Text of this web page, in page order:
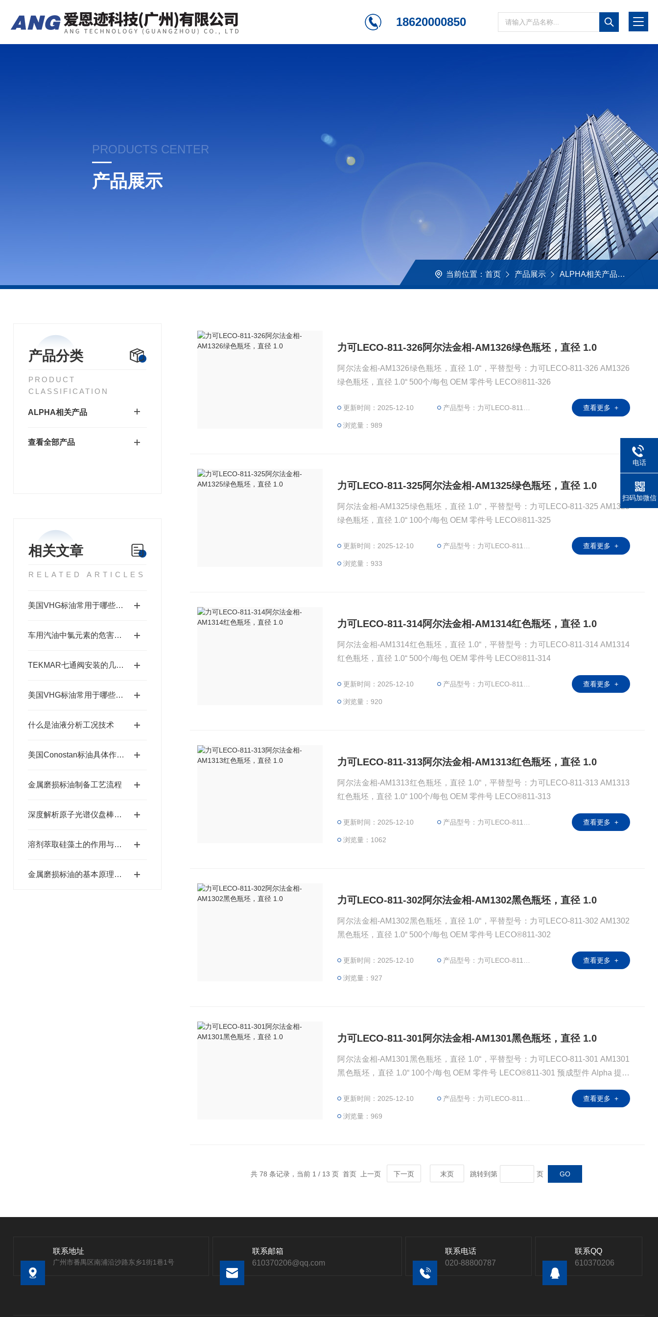
18620000850
PRODUCTS CENTER
产品展示
当前位置： 首页 产品展示 ALPHA相关产品
产品分类
PRODUCT
CLASSIFICATION
ALPHA相关产品
查看全部产品
相关文章
RELATED ARTICLES
美国VHG标油常用于哪些方面？
车用汽油中氯元素的危害、来源及检测方法
TEKMAR七通阀安装的几个阶段
美国VHG标油常用于哪些领域中
什么是油液分析工况技术
美国Conostan标油具体作用如下
金属磨损标油制备工艺流程
深度解析原子光谱仪盘棒电极的特性
溶剂萃取硅藻土的作用与使用要求
金属磨损标油的基本原理与核心成分
力可LECO-811-326阿尔法金相-AM1326绿色瓶坯，直径 1.0
阿尔法金相-AM1326绿色瓶坯，直径 1.0“，平替型号：力可LECO-811-326 AM1326
绿色瓶坯，直径 1.0“ 500个/每包 OEM 零件号 LECO®811-326
更新时间：2025-12-10 产品型号：力可LECO-811-326
浏览量：989
查看更多 +
力可LECO-811-325阿尔法金相-AM1325绿色瓶坯，直径 1.0
阿尔法金相-AM1325绿色瓶坯，直径 1.0“，平替型号：力可LECO-811-325 AM1325
绿色瓶坯，直径 1.0“ 100个/每包 OEM 零件号 LECO®811-325
更新时间：2025-12-10 产品型号：力可LECO-811-325
浏览量：933
查看更多 +
力可LECO-811-314阿尔法金相-AM1314红色瓶坯，直径 1.0
阿尔法金相-AM1314红色瓶坯，直径 1.0“，平替型号：力可LECO-811-314 AM1314
红色瓶坯，直径 1.0“ 500个/每包 OEM 零件号 LECO®811-314
更新时间：2025-12-10 产品型号：力可LECO-811-314
浏览量：920
查看更多 +
力可LECO-811-313阿尔法金相-AM1313红色瓶坯，直径 1.0
阿尔法金相-AM1313红色瓶坯，直径 1.0“，平替型号：力可LECO-811-313 AM1313
红色瓶坯，直径 1.0“ 100个/每包 OEM 零件号 LECO®811-313
更新时间：2025-12-10 产品型号：力可LECO-811-313
浏览量：1062
查看更多 +
力可LECO-811-302阿尔法金相-AM1302黑色瓶坯，直径 1.0
阿尔法金相-AM1302黑色瓶坯，直径 1.0“，平替型号：力可LECO-811-302 AM1302
黑色瓶坯，直径 1.0“ 500个/每包 OEM 零件号 LECO®811-302
更新时间：2025-12-10 产品型号：力可LECO-811-302
浏览量：927
查看更多 +
力可LECO-811-301阿尔法金相-AM1301黑色瓶坯，直径 1.0
阿尔法金相-AM1301黑色瓶坯，直径 1.0“，平替型号：力可LECO-811-301 AM1301
黑色瓶坯，直径 1.0“ 100个/每包 OEM 零件号 LECO®811-301 预成型件 Alpha 提供
更新时间：2025-12-10 产品型号：力可LECO-811-301
浏览量：969
查看更多 +
共 78 条记录，当前 1 / 13 页 首页 上一页 下一页 末页 跳转到第 页
联系地址
广州市番禺区南浦沿沙路东乡1街1巷1号
联系邮箱
610370206@qq.com
联系电话
020-88800787
联系QQ
610370206
电话
扫码加微信